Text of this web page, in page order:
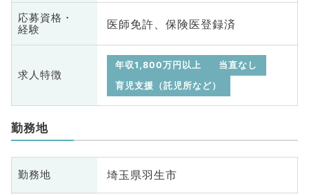
応募資格・
経験
医師免許、保険医登録済
求人特徴
年収1,800万円以上
当直なし
育児支援（託児所など）
勤務地
勤務地 埼玉県羽生市